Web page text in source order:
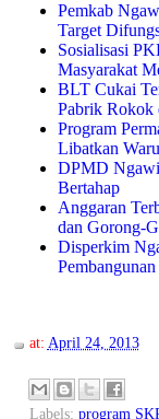
Pemkab
Target
Sosialisasi
Masyarakat
BLT Cukai
Pabrik Rokok
Program
Libatkan
DPMD Ngawi
Bertahap
Anggaran
dan Gorong-
Disperkim
at: April 24, 2013
Labels: program